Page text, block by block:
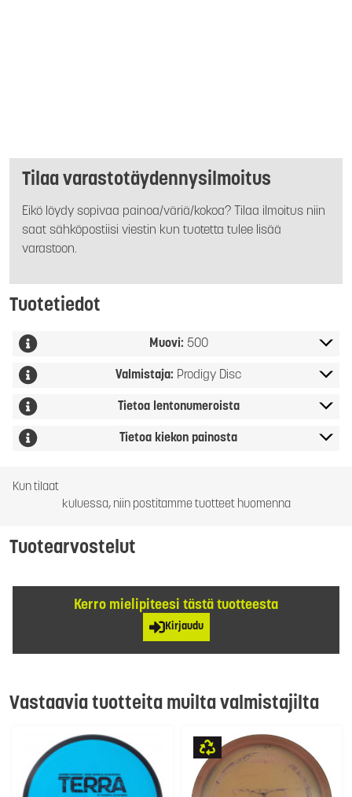
Tilaa varastotäydennysilmoitus
Eikö löydy sopivaa painoa/väriä/kokoa? Tilaa ilmoitus niin
saat sähköpostiisi viestin kun tuotetta tulee lisää
varastoon.
Tuotetiedot
Muovi: 500
Valmistaja: Prodigy Disc
Tietoa lentonumeroista
Tietoa kiekon painosta
Kun tilaat
kuluessa, niin postitamme tuotteet huomenna
Tuotearvostelut
Kerro mielipiteesi tästä tuotteesta
Kirjaudu
Vastaavia tuotteita muilta valmistajilta